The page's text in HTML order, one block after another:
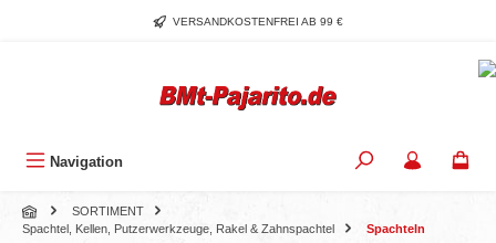
Zum Hauptinhalt springenVERSANDKOSTENFREI AB 99 €
Navigation
SORTIMENT
Spachtel, Kellen, Putzerwerkzeuge, Rakel & Zahnspachtel
Spachteln